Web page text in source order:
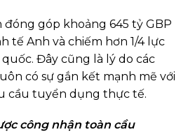
góp khoảng 645 tỷ GBP
tế Anh và chiếm hơn 1/4 lực
Đây cũng là lý do các
có sự gắn kết mạnh mẽ với
cầu tuyển dụng thực tế.
công nhận toàn cầu